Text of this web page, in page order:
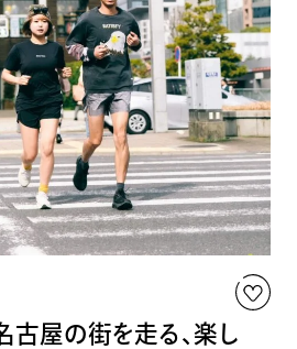
古屋の街を走る、楽し